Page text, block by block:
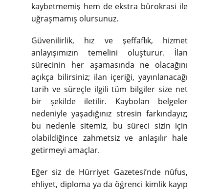
kaybetmemiş hem de ekstra bürokrasi ile
uğraşmamış olursunuz.
Güvenilirlik, hız ve şeffaflık, hizmet
anlayışımızın temelini oluşturur. İlan
sürecinin her aşamasında ne olacağını
açıkça bilirsiniz; ilan içeriği, yayınlanacağı
tarih ve süreçle ilgili tüm bilgiler size net
bir şekilde iletilir. Kaybolan belgeler
nedeniyle yaşadığınız stresin farkındayız;
bu nedenle sitemiz, bu süreci sizin için
olabildiğince zahmetsiz ve anlaşılır hale
getirmeyi amaçlar.
Eğer siz de Hürriyet Gazetesi’nde nüfus,
ehliyet, diploma ya da öğrenci kimlik kayıp